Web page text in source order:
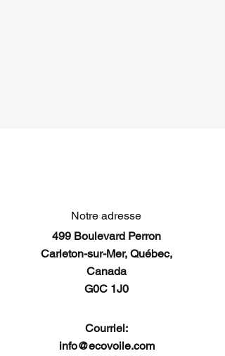
Notre adresse
499 Boulevard Perron
Carleton-sur-Mer, Québec,
Canada
G0C 1J0
Courriel:
info@ecovoile.com